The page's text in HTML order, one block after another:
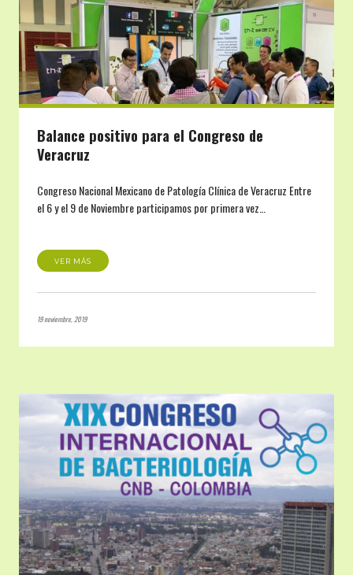
Balance positivo para el Congreso de
Veracruz
Congreso Nacional Mexicano de Patología Clínica de Veracruz Entre
el 6 y el 9 de Noviembre participamos por primera vez…
VER MÁS
19 noviembre, 2019